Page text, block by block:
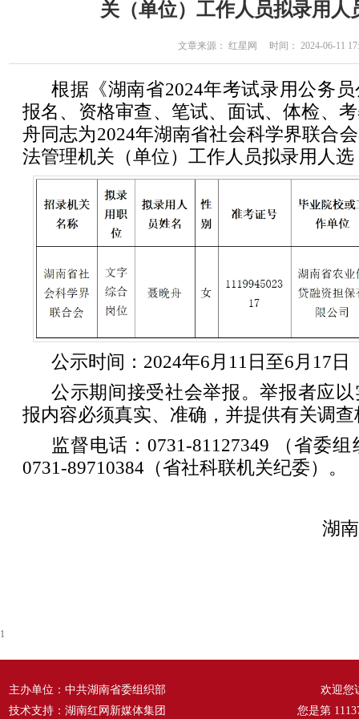
关（单位）工作人员拟录用人
文章来源： 红星网 时间： 2024-06-11
根据《湖南省2024年考试录用公务
报名、资格审查、笔试、面试、体检、
舟同志为2024年湖南省社会科学界联合
法管理机关（单位）工作人员拟录用人
公示时间：2024年6月11日至6月17日
公示期间接受社会举报。举报者应
报内容必须真实、准确，并提供有关调
监督电话：0731-81127349 （省委
0731-89710384（省社科联机关纪委）。
湖
1
主办单位：中共湖南省委组织部
技术支持：湖南红网新媒体集团
欢迎您
您是第